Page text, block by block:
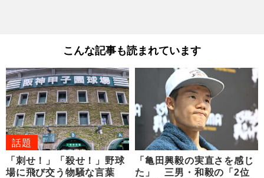
こんな記事も読まれています
話題
「刺せ！」「殺せ！」野球
場に飛び交う物騒な言葉
「亀田興毅の実直さを感じ
た」 三男・和毅の「2位